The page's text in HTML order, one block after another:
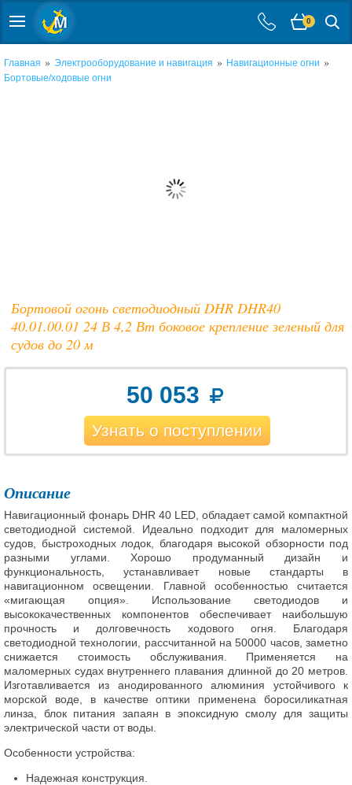
0
Главная » Электрооборудование и навигация » Навигационные огни »
Бортовые/ходовые огни
Бортовой огонь светодиодный DHR DHR40
40.01.00.01 24 В 4,2 Вт боковое крепление зеленый для
судов до 20 м
50 053
Узнать о поступлении
Описание
Навигационный фонарь DHR 40 LED, обладает самой компактной
светодиодной системой. Идеально подходит для маломерных
судов, быстроходных лодок, благодаря высокой обзорности под
разными углами. Хорошо продуманный дизайн и
функциональность, устанавливает новые стандарты в
навигационном освещении. Главной особенностью считается
«мигающая опция». Использование светодиодов и
высококачественных компонентов обеспечивает наибольшую
прочность и долговечность ходового огня. Благодаря
светодиодной технологии, рассчитанной на 50000 часов, заметно
снижается стоимость обслуживания. Применяется на
маломерных судах внутреннего плавания длинной до 20 метров.
Изготавливается из анодированного алюминия устойчивого к
морской воде, в качестве оптики применена боросиликатная
линза, блок питания запаян в эпоксидную смолу для защиты
электрической части от воды.
Особенности устройства:
Надежная конструкция.